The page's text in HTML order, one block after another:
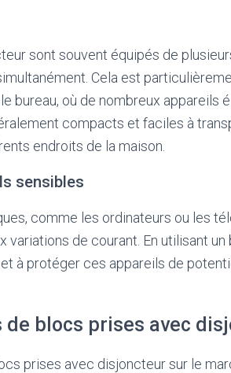
sont souvent équipés de
Cela est
bureau, où de nombreux appareils
compacts et faciles à
endroits de la maison.
sensibles
comme les ordinateurs ou les
variations de courant. En utilisant
à protéger ces appareils de
blocs prises avec
prises avec disjoncteur sur le